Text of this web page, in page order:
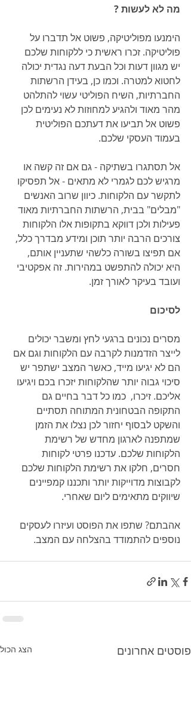
מה לא לעשות ?
הימנעו מפוליטיקה, פשוט אל תדברו על
פוליטיקה. זכרו ראשית כי ללקוחות שלכם
יש מגוון דעות וכל הבעת דעה נגדית יכולה
לחטוא למטרה. וכמו כן, בעידן הרשתות
החברתיות, השיח הפוליטי עשוי להתלהט
מהר מאוד ולהגיע למחוזות לא נעימים לכן
פשוט אל תביעו את דעתכם הפוליטית
בעמוד העסקי שלכם.
אל תסתגרו בשתיקה - גם אם זה קשה או
מרגיש לכם לגמרי לא מתאים - אל תפסיקו
לתקשר עם הלקוחות. כיוון שרוב האנשים
"מבלים" בבית, הרשתות החברתיות מאוד
פעילות ולכן דווקא בתקופות אלו הלקוחות
צורכים הרבה יותר תוכן ומידע מבדרך כלל,
אם תפיצו בשורה כלשהי שתעניין אותם,
היא יכולה להתפשט במהירות. זה אפקטיבי
ועובד בעיקר לאורך זמן.
לסיכום
מסרים נכונים ברגעי לחץ ומשבר יכולים
לייצר הזדמנות לקרבה עם הלקוחות וגם אם
הם לא יגיעו מייד, כאשר המצב ישתפר יש
סיכוי גבוה יותר שהלקוחות יזכרו בכם ויגיעו
אליכם. זיכרו,  כמו כל דבר בחיים גם
התקופה הבטחונית המתוחה תסתיים
והשקט לבסוף יחזור לכן נצלו את הזמן
שמתפנה לארגון מחדש של רשימת
הלקוחות שלכם. עדכנו פרטי לקוחות
חסרים, חלקו את רשימת הלקוחות שלכם
לקבוצות מדוייקות יותר ותכננו קמפיינים
שיווקים מתאימים ליום שאחרי.
אהבתם? שתפו את הפוסט ועיזרו לעסקים
נוספים להתמודד בהצלחה עם המצב.
פוסטים אחרונים הצג הכול